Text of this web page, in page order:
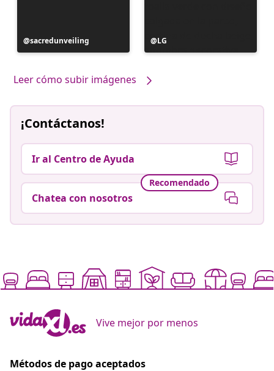
Publicación
realizada
sacredunveiling
Publicación
realizada
LG
Leer cómo subir imágenes
¡Contáctanos!
Ir al Centro de Ayuda
Recomendado
Chatea con nosotros
Vive mejor por menos
Métodos de pago aceptados